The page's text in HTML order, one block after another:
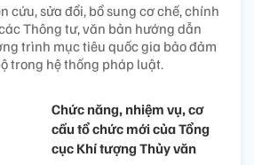
cứu, sửa đổi, bổ sung cơ chế, chính
Thông tư, văn bản hướng dẫn
trình mục tiêu quốc gia bảo đảm
trong hệ thống pháp luật.
Chức năng, nhiệm vụ, cơ
cấu tổ chức mới của Tổng
cục Khí tượng Thủy văn